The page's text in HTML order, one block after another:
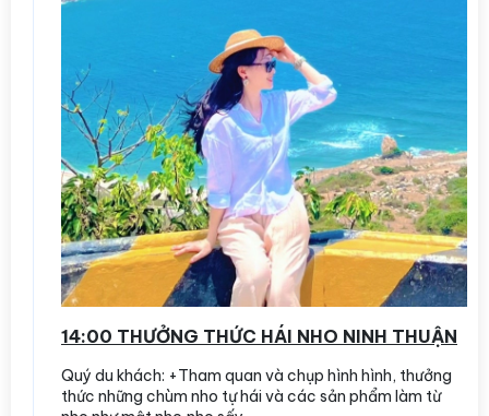
14:00 THƯỞNG THỨC HÁI NHO NINH THUẬN
Quý du khách: +Tham quan và chụp hình hình, thưởng
thức những chùm nho tự hái và các sản phẩm làm từ